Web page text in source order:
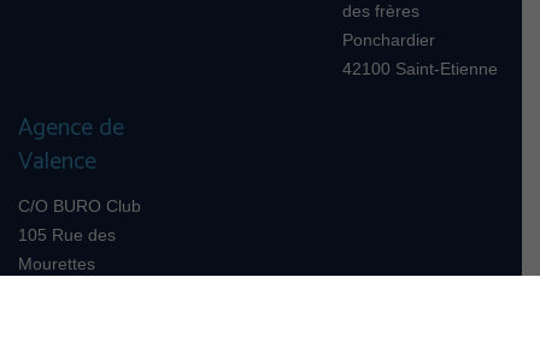
des frères
Ponchardier
42100 Saint-Etienne
Agence de
Valence
C/O BURO Club
105 Rue des
Mourettes